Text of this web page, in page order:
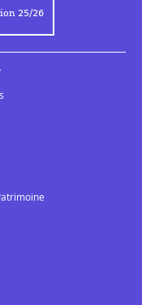
25/26